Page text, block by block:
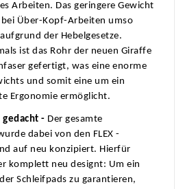
Arbeiten. Das geringere Gewicht
Über-Kopf-Arbeiten umso
der Hebelgesetze.
ist das Rohr der neuen Giraffe
gefertigt, was eine enorme
und somit eine um ein
Ergonomie ermöglicht.
- Der gesamte
dabei von den FLEX -
auf neu konzipiert. Hierfür
komplett neu designt: Um ein
Schleifpads zu garantieren,